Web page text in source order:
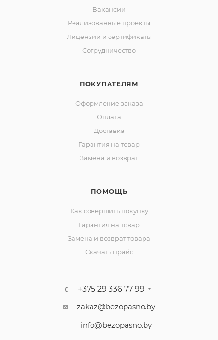
Вакансии
Реализованные проекты
Лицензии и сертификаты
Сотрудничество
ПОКУПАТЕЛЯМ
Оформление заказа
Оплата
Доставка
Гарантия на товар
Замена и возврат
ПОМОЩЬ
Как совершить покупку
Гарантия на товар
Замена и возврат товара
Скачать прайс
+375 29 336 77 99
zakaz@bezopasno.by
info@bezopasno.by